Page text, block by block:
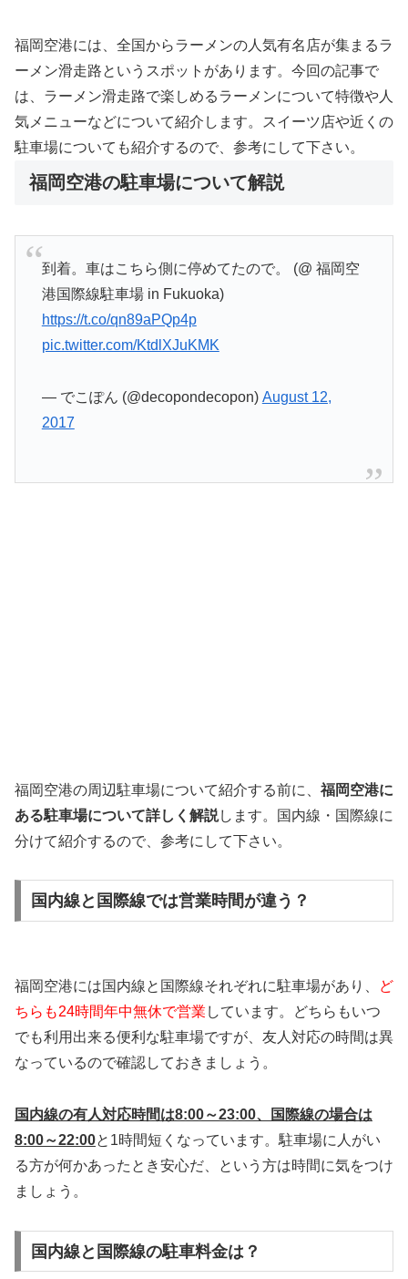
福岡空港には、全国からラーメンの人気有名店が集まるラ
ーメン滑走路というスポットがあります。今回の記事で
は、ラーメン滑走路で楽しめるラーメンについて特徴や人
気メニューなどについて紹介します。スイーツ店や近くの
駐車場についても紹介するので、参考にして下さい。
福岡空港の駐車場について解説
到着。車はこちら側に停めてたので。 (@ 福岡空
港国際線駐車場 in Fukuoka)
https://t.co/qn89aPQp4p
pic.twitter.com/KtdlXJuKMK
— でこぽん (@decopondecopon) August 12,
2017
福岡空港の周辺駐車場について紹介する前に、 福岡空港に
ある駐車場について詳しく解説します。国内線・国際線に
分けて紹介するので、参考にして下さい。
国内線と国際線では営業時間が違う？
福岡空港には国内線と国際線それぞれに駐車場があり、
ど
ちらも24時間年中無休で営業 しています。どちらもいつ
でも利用出来る便利な駐車場ですが、友人対応の時間は異
なっているので確認しておきましょう。
国内線の有人対応時間は8:00～23:00、国際線の場合は
8:00～22:00と1時間短くなっています。駐車場に人がい
る方が何かあったとき安心だ、という方は時間に気をつけ
ましょう。
国内線と国際線の駐車料金は？